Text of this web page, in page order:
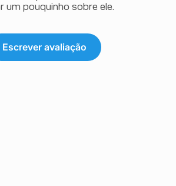
um pouquinho sobre ele.
Escrever avaliação